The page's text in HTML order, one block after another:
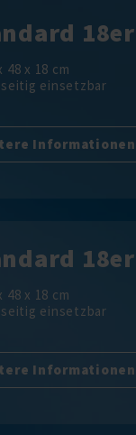
48 x 18 cm
einsetzbar
Informationen
48 x 18 cm
einsetzbar
Informationen